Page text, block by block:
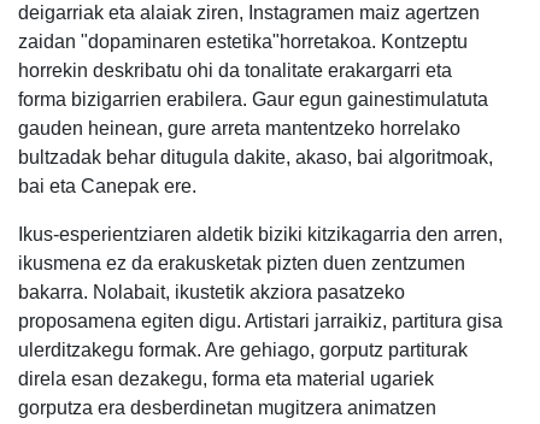
deigarriak eta alaiak ziren, Instagramen maiz agertzen
zaidan "dopaminaren estetika"horretakoa. Kontzeptu
horrekin deskribatu ohi da tonalitate erakargarri eta
forma bizigarrien erabilera. Gaur egun gainestimulatuta
gauden heinean, gure arreta mantentzeko horrelako
bultzadak behar ditugula dakite, akaso, bai algoritmoak,
bai eta Canepak ere.
Ikus-esperientziaren aldetik biziki kitzikagarria den arren,
ikusmena ez da erakusketak pizten duen zentzumen
bakarra. Nolabait, ikustetik akziora pasatzeko
proposamena egiten digu. Artistari jarraikiz, partitura gisa
ulerditzakegu formak. Are gehiago, gorputz partiturak
direla esan dezakegu, forma eta material ugariek
gorputza era desberdinetan mugitzera animatzen